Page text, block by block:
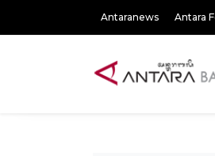
Antaranews Antara